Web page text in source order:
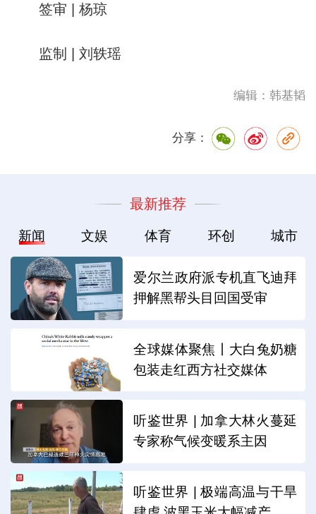
签审 | 杨琼
监制 | 刘轶瑶
编辑：韩基韬
分享：
最新推荐
新闻 文娱 体育 环创 城市
爱尔兰政府派专机直飞迪拜
押解黑帮头目回国受审
全球媒体聚焦丨大白兔奶糖
包装走红西方社交媒体
听鉴世界 | 加拿大林火蔓延
专家称气候变暖系主因
听鉴世界 | 极端高温与干旱